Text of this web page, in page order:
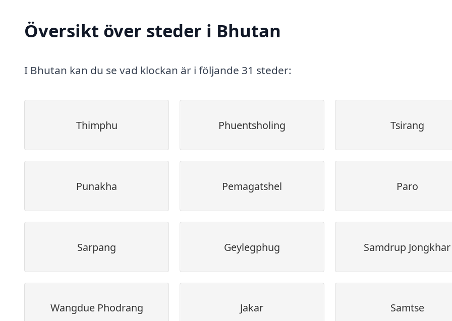
Översikt över steder i Bhutan
I Bhutan kan du se vad klockan är i följande 31 steder:
Thimphu Phuentsholing Tsirang
Punakha Pemagatshel Paro
Sarpang Geylegphug Samdrup Jongkhar
Wangdue Phodrang Jakar Samtse